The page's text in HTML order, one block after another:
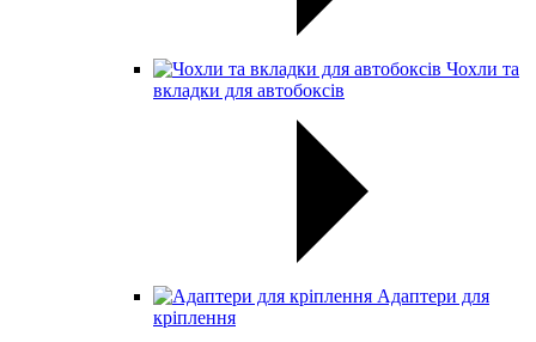
Чохли та
вкладки для автобоксів
Адаптери для
кріплення